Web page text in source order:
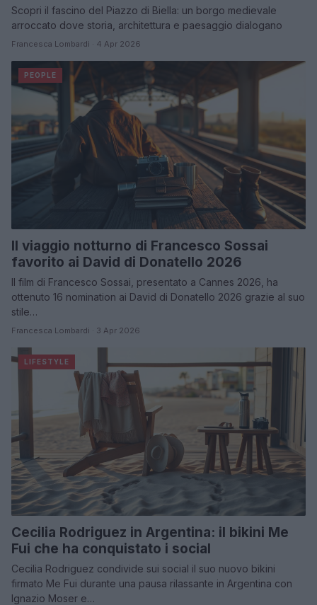
Scopri il fascino del Piazzo di Biella: un borgo medievale
arroccato dove storia, architettura e paesaggio dialogano
Francesca Lombardi · 4 Apr 2026
PEOPLE
Il viaggio notturno di Francesco Sossai
favorito ai David di Donatello 2026
Il film di Francesco Sossai, presentato a Cannes 2026, ha
ottenuto 16 nomination ai David di Donatello 2026 grazie al suo
stile…
Francesca Lombardi · 3 Apr 2026
LIFESTYLE
Cecilia Rodriguez in Argentina: il bikini Me
Fui che ha conquistato i social
Cecilia Rodriguez condivide sui social il suo nuovo bikini
firmato Me Fui durante una pausa rilassante in Argentina con
Ignazio Moser e…